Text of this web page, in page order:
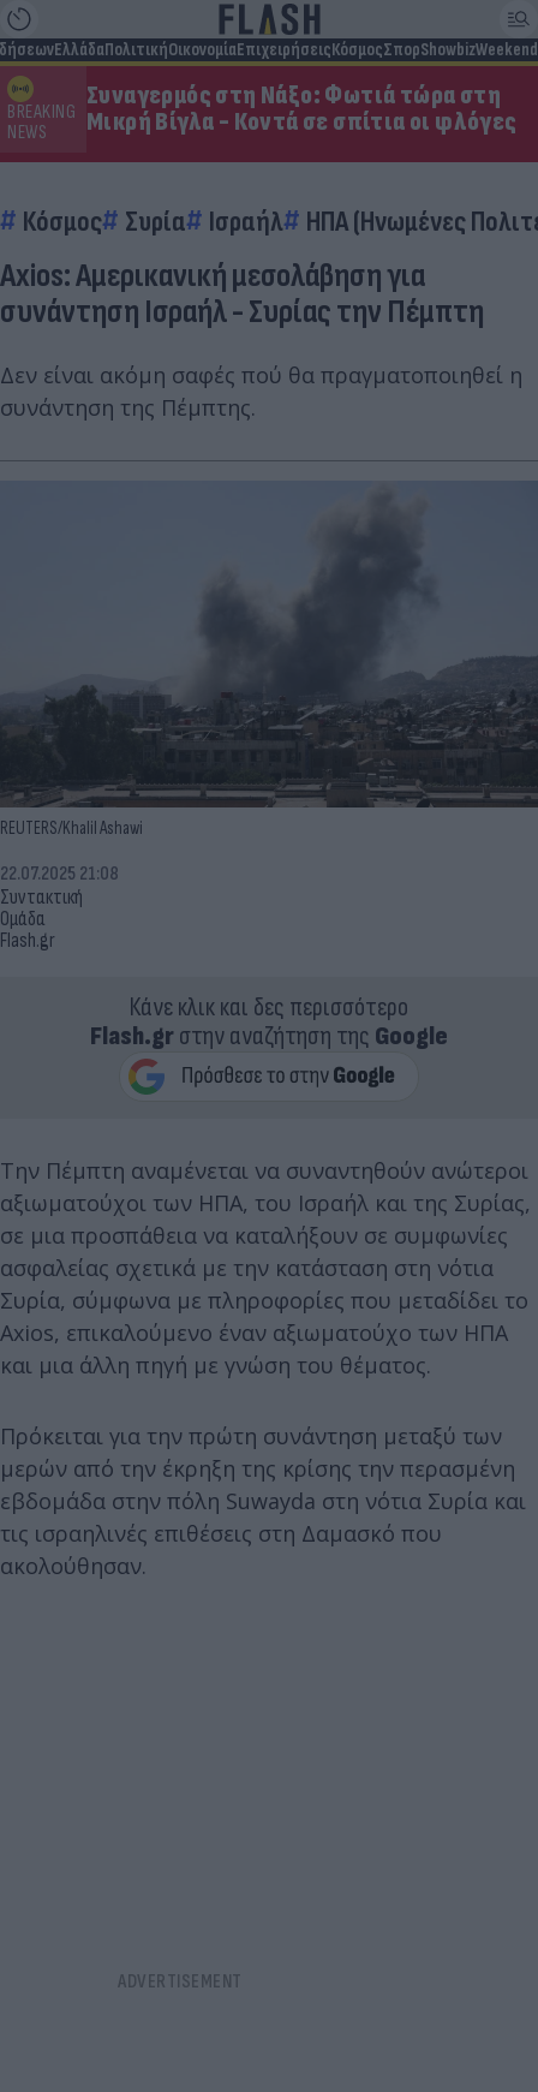
ΕλλάδαΠολιτικήΟικονομίαΕπιχειρήσειςΚόσμοςΣπορShowbizWeekend
BREAKING
NEWS
Συναγερμός στη Νάξο: Φωτιά τώρα στη
Μικρή Βίγλα - Κοντά σε σπίτια οι φλόγες
Κόσμος Συρία Ισραήλ ΗΠΑ (Ηνωμένες
Axios: Αμερικανική μεσολάβηση για
συνάντηση Ισραήλ - Συρίας την Πέμπτη
Δεν είναι ακόμη σαφές πού θα πραγματοποιηθεί η
συνάντηση της Πέμπτης.
REUTERS/Khalil Ashawi
Συντακτική
Ομάδα
Flash.gr
22.07.2025 21:08
Κάνε κλικ και δες περισσότερο
Flash.grστην αναζήτηση της Google
Την Πέμπτη αναμένεται να συναντηθούν ανώτεροι
αξιωματούχοι των ΗΠΑ, του Ισραήλ και της Συρίας,
σε μια προσπάθεια να καταλήξουν σε συμφωνίες
ασφαλείας σχετικά με την κατάσταση στη νότια
Συρία, σύμφωνα με πληροφορίες που μεταδίδει το
Axios, επικαλούμενο έναν αξιωματούχο των ΗΠΑ
και μια άλλη πηγή με γνώση του θέματος.
Πρόκειται για την πρώτη συνάντηση μεταξύ των
μερών από την έκρηξη της κρίσης την περασμένη
εβδομάδα στην πόλη Suwayda στη νότια Συρία και
τις ισραηλινές επιθέσεις στη Δαμασκό που
ακολούθησαν.